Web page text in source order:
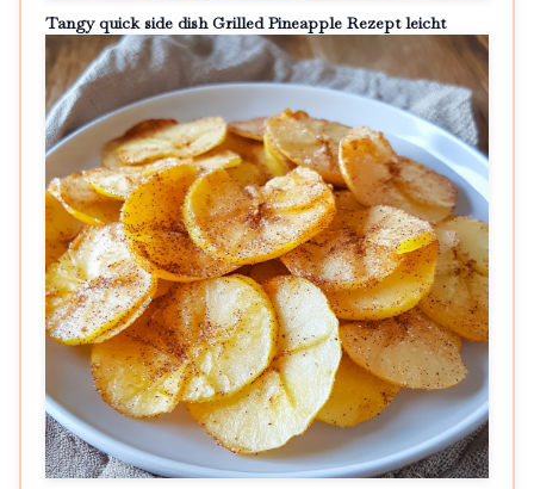
Tangy quick side dish Grilled Pineapple Rezept leicht